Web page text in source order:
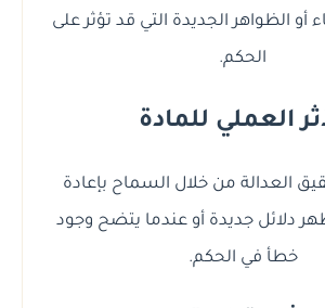
أو الظواهر الجديدة التي قد تؤثر على
الحكم.
العملي للمادة
العدالة من خلال السماح بإعادة
دلائل جديدة أو عندما يتضح وجود
خطأ في الحكم.